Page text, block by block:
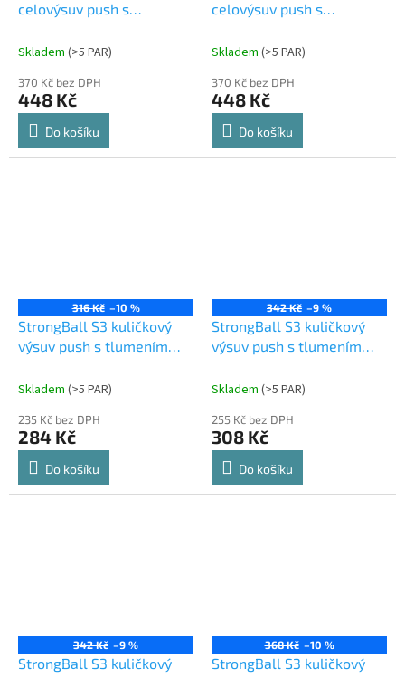
celovýsuv push s
Skladem (>5 PAR)
370 Kč bez DPH
448 Kč
Do košíku
celovýsuv push s
černá
Skladem (>5 PAR)
370 Kč bez DPH
448 Kč
Do košíku
316 Kč –10 %
StrongBall S3 kuličkový
výsuv push s tlumením
Skladem (>5 PAR)
235 Kč bez DPH
284 Kč
Do košíku
342 Kč –9 %
StrongBall S3 kuličkový
výsuv push s tlumením
Skladem (>5 PAR)
255 Kč bez DPH
308 Kč
Do košíku
342 Kč –9 %
StrongBall S3 kuličkový
368 Kč –10 %
StrongBall S3 kuličkový